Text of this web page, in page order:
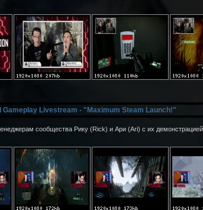
Livestream - "Maximum Steam Launch!"
сообщества Рику (Rick) и Ари (Ari) с их демонстрацией